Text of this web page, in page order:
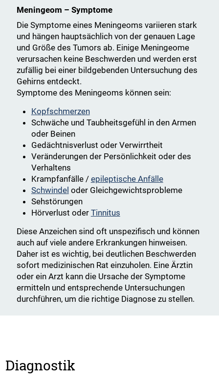
Meningeom – Symptome
Die Symptome eines Meningeoms variieren stark
und hängen hauptsächlich von der genauen Lage
und Größe des Tumors ab. Einige Meningeome
verursachen keine Beschwerden und werden erst
zufällig bei einer bildgebenden Untersuchung des
Gehirns entdeckt.
Symptome des Meningeoms können sein:
Kopfschmerzen
Schwäche und Taubheitsgefühl in den Armen
oder Beinen
Gedächtnisverlust oder Verwirrtheit
Veränderungen der Persönlichkeit oder des
Verhaltens
Krampfanfälle / epileptische Anfälle
Schwindel oder Gleichgewichtsprobleme
Sehstörungen
Hörverlust oder Tinnitus
Diese Anzeichen sind oft unspezifisch und können
auch auf viele andere Erkrankungen hinweisen.
Daher ist es wichtig, bei deutlichen Beschwerden
sofort medizinischen Rat einzuholen. Eine Ärztin
oder ein Arzt kann die Ursache der Symptome
ermitteln und entsprechende Untersuchungen
durchführen, um die richtige Diagnose zu stellen.
Diagnostik